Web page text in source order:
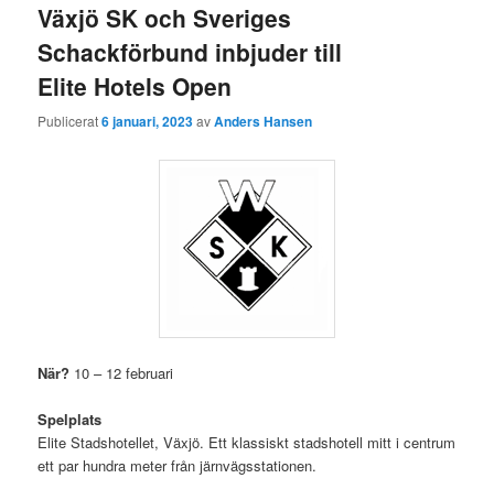
Växjö SK och Sveriges
Schackförbund inbjuder till
Elite Hotels Open
Publicerat6 januari, 2023avAnders Hansen
När? 10 – 12 februari
Spelplats
Elite Stadshotellet, Växjö. Ett klassiskt stadshotell mitt i centrum
ett par hundra meter från järnvägsstationen.